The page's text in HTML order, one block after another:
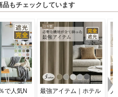
もチェックしています
で人気N
最強アイテム｜ホテル